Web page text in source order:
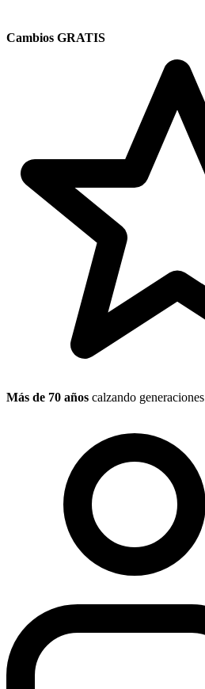
Cambios GRATIS
Más de 70 años calzando generaciones